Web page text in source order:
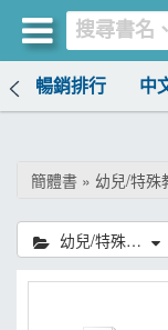
暢銷排行 中
簡體書 » 幼兒/特殊
幼兒/特殊教育
買書
書店暢銷榜